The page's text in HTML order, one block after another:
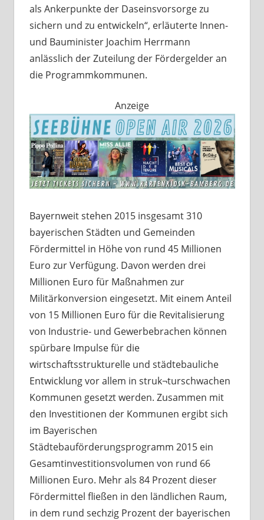
als Ankerpunkte der Daseinsvorsorge zu
sichern und zu entwickeln“, erläuterte Innen-
und Bauminister Joachim Herrmann
anlässlich der Zuteilung der Fördergelder an
die Programmkommunen.
Anzeige
Bayernweit stehen 2015 insgesamt 310
bayerischen Städten und Gemeinden
Fördermittel in Höhe von rund 45 Millionen
Euro zur Verfügung. Davon werden drei
Millionen Euro für Maßnahmen zur
Militärkonversion eingesetzt. Mit einem Anteil
von 15 Millionen Euro für die Revitalisierung
von Industrie- und Gewerbebrachen können
spürbare Impulse für die
wirtschaftsstrukturelle und städtebauliche
Entwicklung vor allem in struk¬turschwachen
Kommunen gesetzt werden. Zusammen mit
den Investitionen der Kommunen ergibt sich
im Bayerischen
Städtebauförderungsprogramm 2015 ein
Gesamtinvestitionsvolumen von rund 66
Millionen Euro. Mehr als 84 Prozent dieser
Fördermittel fließen in den ländlichen Raum,
in dem rund sechzig Prozent der bayerischen